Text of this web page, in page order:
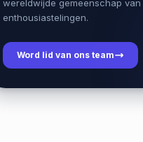
wereldwijde gemeenschap van
enthousiastelingen.
Word lid van ons team